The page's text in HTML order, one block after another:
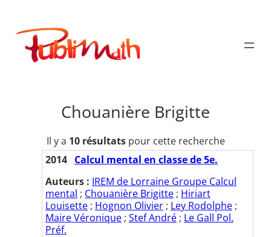
contenu
Publimath
Chouanière Brigitte
Il y a 10 résultatspour cette recherche
2014 Calcul mental en classe de 5e.
Auteurs : IREM de Lorraine Groupe Calcul
mental ; Chouanière Brigitte ; Hiriart
Louisette ; Hognon Olivier ; Ley Rodolphe ;
Maire Véronique ; Stef André ; Le Gall Pol.
Préf.